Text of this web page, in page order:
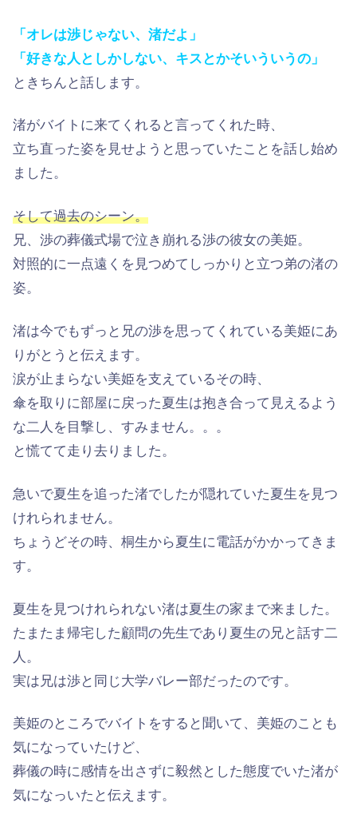
「オレは渉じゃない、渚だよ」
「好きな人としかしない、キスとかそいういうの」
ときちんと話します。
渚がバイトに来てくれると言ってくれた時、
立ち直った姿を見せようと思っていたことを話し始め
ました。
そして過去のシーン。
兄、渉の葬儀式場で泣き崩れる渉の彼女の美姫。
対照的に一点遠くを見つめてしっかりと立つ弟の渚の
姿。
渚は今でもずっと兄の渉を思ってくれている美姫にあ
りがとうと伝えます。
涙が止まらない美姫を支えているその時、
傘を取りに部屋に戻った夏生は抱き合って見えるよう
な二人を目撃し、すみません。。。
と慌てて走り去りました。
急いで夏生を追った渚でしたが隠れていた夏生を見つ
けれられません。
ちょうどその時、桐生から夏生に電話がかかってきま
す。
夏生を見つけれられない渚は夏生の家まで来ました。
たまたま帰宅した顧問の先生であり夏生の兄と話す二
人。
実は兄は渉と同じ大学バレー部だったのです。
美姫のところでバイトをすると聞いて、美姫のことも
気になっていたけど、
葬儀の時に感情を出さずに毅然とした態度でいた渚が
気になっいたと伝えます。